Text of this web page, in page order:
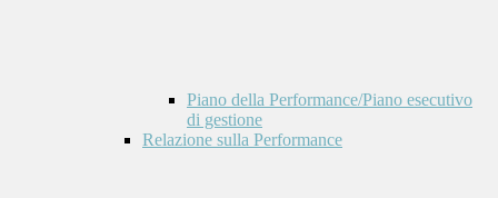
Piano della Performance/Piano esecutivo
di gestione
Relazione sulla Performance